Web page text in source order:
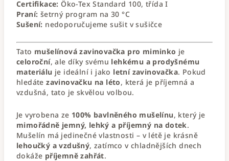
Certifikace: Öko-Tex Standard 100, třída I
Praní: šetrný program na 30 °C
Sušení: nedoporučujeme sušit v sušičce
Tato mušelínová zavinovačka pro miminko je
celoroční, ale díky svému lehkému a prodyšnému
materiálu je ideální i jako letní zavinovačka. Pokud
hledátezavinovačku na léto, která je příjemná a
vzdušná, tato je skvělou volbou.
Je vyrobena ze 100% bavlněného mušelínu, který je
mimořádně jemný, lehký a příjemný na dotek.
Mušelín má jedinečné vlastnosti – v létě je krásně
lehoučký a vzdušný, zatímco v chladnějších dnech
dokáže příjemně zahřát.